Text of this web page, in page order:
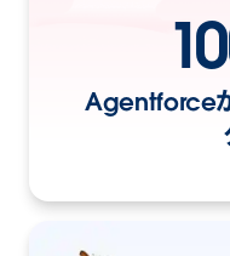
Agentforce